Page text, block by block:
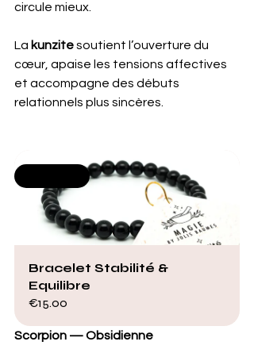
circule mieux.
La kunzite soutient l’ouverture du
cœur, apaise les tensions affectives
et accompagne des débuts
relationnels plus sincères.
Bracelet Stabilité &
Equilibre
€15.00
Scorpion — Obsidienne